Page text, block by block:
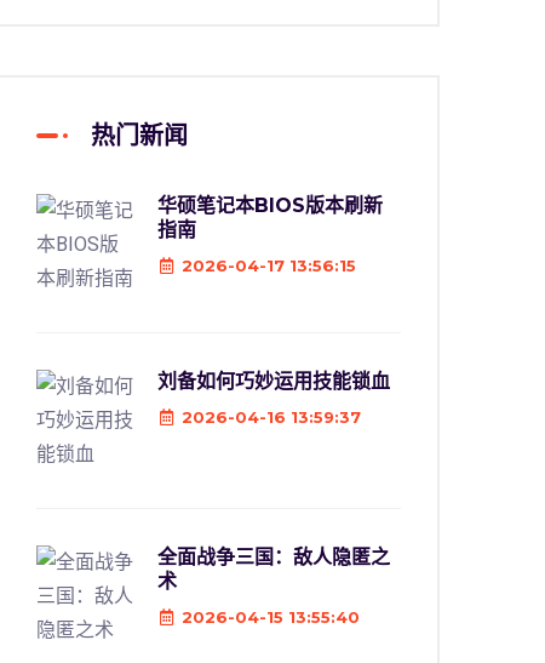
热门新闻
华硕笔记本BIOS版本刷新
指南
2026-04-17 13:56:15
刘备如何巧妙运用技能锁血
2026-04-16 13:59:37
全面战争三国：敌人隐匿之
术
2026-04-15 13:55:40